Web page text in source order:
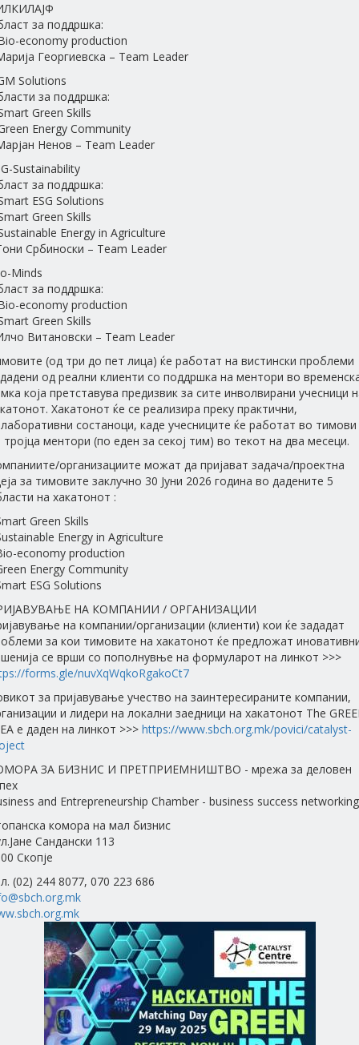
за поддршка:
economy production
Георгиевска – Team Leader
Solutions
за поддршка:
Green Skills
Energy Community
Ненов – Team Leader
Sustainability
за поддршка:
ESG Solutions
Green Skills
Energy in Agriculture
Србиноски – Team Leader
Minds
за поддршка:
economy production
Green Skills
Витановски – Team Leader
(од три до пет лица) ќе работат на вистински проблеми
од реални клиенти со поддршка на ментори во
која претставува предизвик за сите инволвирани учесници
Хакатонот ќе се реализира преку практични,
состаноци, каде учесниците ќе работат во тимови
тројца ментори (по еден за секој тим) во текот на два месеци.
организациите можат да пријават задача/проектна
за тимовите заклучно 30 Јуни 2026 година во дадените 5
на хакатонот :
Green Skills
Energy in Agriculture
economy production
Energy Community
ESG Solutions
НА КОМПАНИИ / ОРГАНИЗАЦИИ
на компании/организации (клиенти) кои ќе зададат
за кои тимовите на хакатонот ќе предложат
се врши со пополнувње на формуларот на линкот >>>
forms.gle/nuvXqWqkoRgakoCt7
за пријавување учество на заинтересираните компании,
и лидери на локални заедници на хакатонот The
е даден на линкот >>> https://www.sbch.org.mk/povici/catalyst-
ЗА БИЗНИС И ПРЕТПРИЕМНИШТВО - мрежа за деловен
and Entrepreneurship Chamber - business success networking
комора на мал бизнис
Сандански 113
Скопје
(02) 244 8077, 070 223 686